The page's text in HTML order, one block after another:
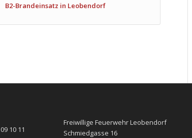
B2-Brandeinsatz in Leobendorf
09 10 11
Freiwillige Feuerwehr Leobendorf
Schmiedgasse 16